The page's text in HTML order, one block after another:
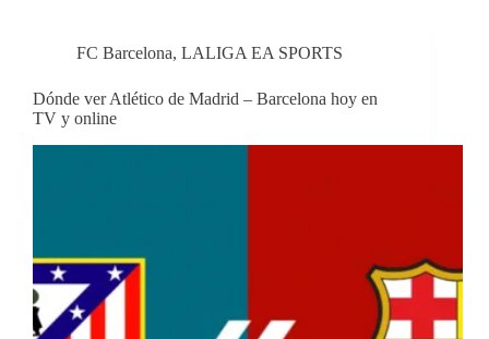
FC Barcelona, LALIGA EA SPORTS
Dónde ver Atlético de Madrid – Barcelona hoy en
TV y online